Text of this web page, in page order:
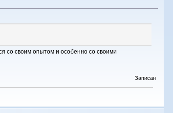
со своим опытом и особенно со своими
Записан